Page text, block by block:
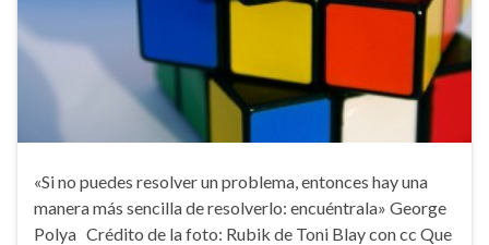
«Si no puedes resolver un problema, entonces hay una
manera más sencilla de resolverlo: encuéntrala» George
Polya Crédito de la foto: Rubik de Toni Blay con cc Que